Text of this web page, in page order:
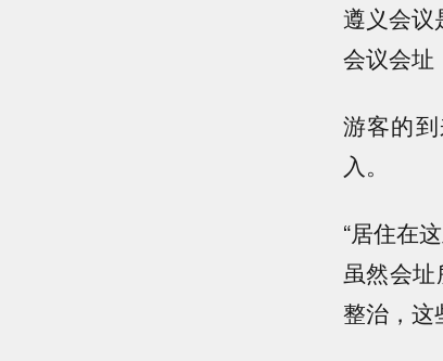
遵义会议
会议会址
游客的
入。
“居住在
虽然会
整治，这